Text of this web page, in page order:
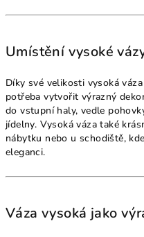
Umístění vysoké
Díky své velikosti vysoká
potřeba vytvořit výrazný
do vstupní haly, vedle
jídelny. Vysoká váza také
nábytku nebo u schodiště,
eleganci.
Váza vysoká jako